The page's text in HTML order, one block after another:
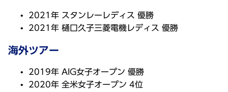
2021年 スタンレーレディス 優勝
2021年 樋口久子三菱電機レディス 優勝
海外ツアー
2019年 AIG女子オープン 優勝
2020年 全米女子オープン 4位